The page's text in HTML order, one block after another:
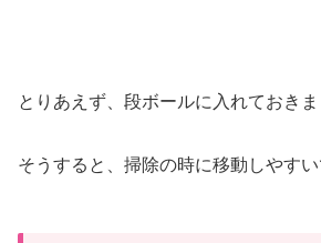
とりあえず、段ボールに入れておきま
そうすると、掃除の時に移動しやすい